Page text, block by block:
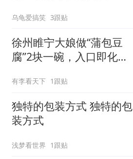
乌龟爱搞笑 3跟贴
徐州睢宁大娘做“蒲包豆
腐”2块一碗，入口即化，
有李看天下 1跟贴
独特的包装方式 独特的包
装方式
浅梦看世界 1跟贴